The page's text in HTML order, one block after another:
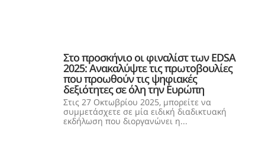
Στο προσκήνιο οι φιναλίστ των EDSA
2025: Ανακαλύψτε τις πρωτοβουλίες
που προωθούν τις ψηφιακές
δεξιότητες σε όλη την Ευρώπη
Στις 27 Οκτωβρίου 2025, μπορείτε να
συμμετάσχετε σε μία ειδική διαδικτυακή
εκδήλωση που διοργανώνει η...